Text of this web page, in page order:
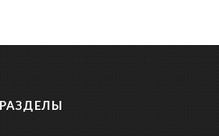
РАЗДЕЛЫ